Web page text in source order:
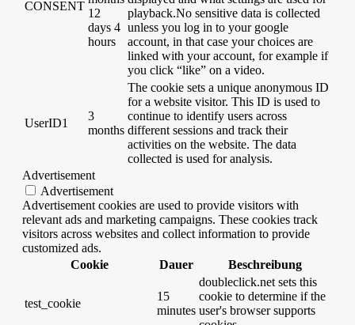
CONSENT
12
days 4
hours
playback.No sensitive data is collected
unless you log in to your google
account, in that case your choices are
linked with your account, for example if
you click “like” on a video.
UserID1
3
months
The cookie sets a unique anonymous ID
for a website visitor. This ID is used to
continue to identify users across
different sessions and track their
activities on the website. The data
collected is used for analysis.
Advertisement
Advertisement
Advertisement cookies are used to provide visitors with
relevant ads and marketing campaigns. These cookies track
visitors across websites and collect information to provide
customized ads.
Cookie
Dauer Beschreibung
test_cookie
15
minutes
doubleclick.net sets this
cookie to determine if the
user's browser supports